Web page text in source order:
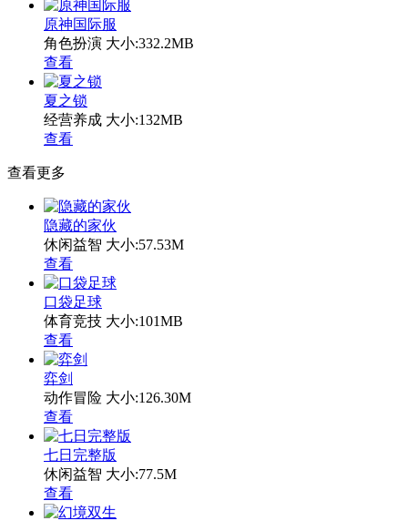
原神国际服
角色扮演 大小:332.2MB
查看
夏之锁
经营养成 大小:132MB
查看
查看更多
隐藏的家伙
休闲益智 大小:57.53M
查看
口袋足球
体育竞技 大小:101MB
查看
弈剑
动作冒险 大小:126.30M
查看
七日完整版
休闲益智 大小:77.5M
查看